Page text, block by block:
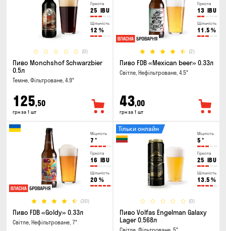
Гіркота
25 IBU
Щільність
12 %
(0)
Пиво Monchshof Schwarzbier
0.5л
Темне, Фільтроване, 4.9°
125,50
грн за 1 шт
Гіркота
13 IBU
Щільність
11.5 %
(2)
Пиво FDB «Mexican beer» 0.33л
Світле, Нефільтроване, 4.5°
43,00
грн за 1 шт
Міцність
7 °
Гіркота
16 IBU
Щільність
20 %
(30)
Пиво FDB «Goldy» 0.33л
Світле, Нефільтроване, 7°
Міцність
5 °
Гіркота
25 IBU
Щільність
13.5 %
(0)
Тільки онлайн
Пиво Volfas Engelman Galaxy
Lager 0.568л